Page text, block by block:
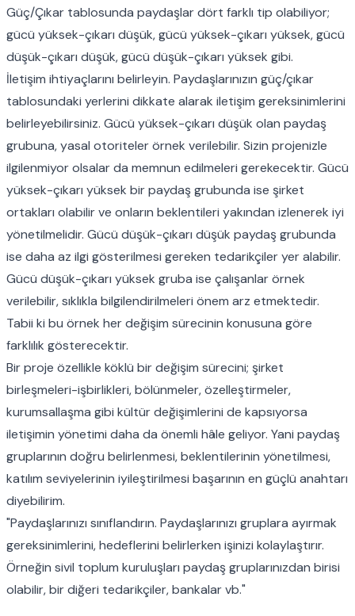
Güç/Çıkar tablosunda paydaşlar dört farklı tip olabiliyor;
gücü yüksek-çıkarı düşük, gücü yüksek-çıkarı yüksek, gücü
düşük-çıkarı düşük, gücü düşük-çıkarı yüksek gibi.
İletişim ihtiyaçlarını belirleyin. Paydaşlarınızın güç/çıkar
tablosundaki yerlerini dikkate alarak iletişim gereksinimlerini
belirleyebilirsiniz. Gücü yüksek-çıkarı düşük olan paydaş
grubuna, yasal otoriteler örnek verilebilir. Sizin projenizle
ilgilenmiyor olsalar da memnun edilmeleri gerekecektir. Gücü
yüksek-çıkarı yüksek bir paydaş grubunda ise şirket
ortakları olabilir ve onların beklentileri yakından izlenerek iyi
yönetilmelidir. Gücü düşük-çıkarı düşük paydaş grubunda
ise daha az ilgi gösterilmesi gereken tedarikçiler yer alabilir.
Gücü düşük-çıkarı yüksek gruba ise çalışanlar örnek
verilebilir, sıklıkla bilgilendirilmeleri önem arz etmektedir.
Tabii ki bu örnek her değişim sürecinin konusuna göre
farklılık gösterecektir.
Bir proje özellikle köklü bir değişim sürecini; şirket
birleşmeleri-işbirlikleri, bölünmeler, özelleştirmeler,
kurumsallaşma gibi kültür değişimlerini de kapsıyorsa
iletişimin yönetimi daha da önemli hâle geliyor. Yani paydaş
gruplarının doğru belirlenmesi, beklentilerinin yönetilmesi,
katılım seviyelerinin iyileştirilmesi başarının en güçlü anahtarı
diyebilirim.
"Paydaşlarınızı sınıflandırın. Paydaşlarınızı gruplara ayırmak
gereksinimlerini, hedeflerini belirlerken işinizi kolaylaştırır.
Örneğin sivil toplum kuruluşları paydaş gruplarınızdan birisi
olabilir, bir diğeri tedarikçiler, bankalar vb."